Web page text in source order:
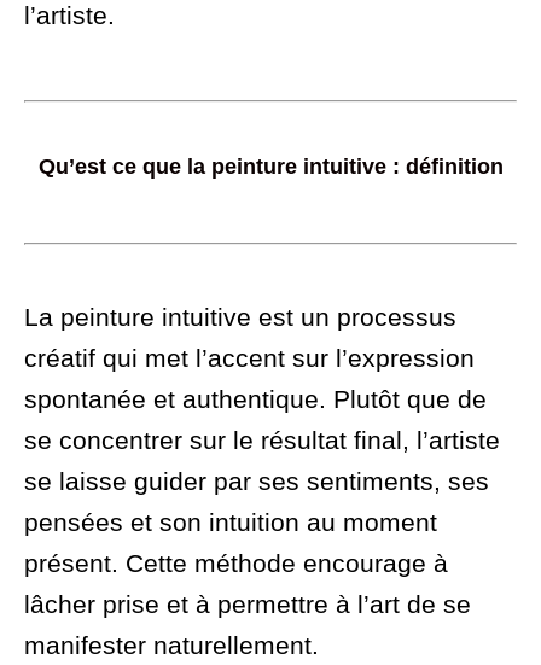
l’artiste.
Qu’est ce que la peinture intuitive : définition
La peinture intuitive est un processus
créatif qui met l’accent sur l’expression
spontanée et authentique. Plutôt que de
se concentrer sur le résultat final, l’artiste
se laisse guider par ses sentiments, ses
pensées et son intuition au moment
présent. Cette méthode encourage à
lâcher prise et à permettre à l’art de se
manifester naturellement.